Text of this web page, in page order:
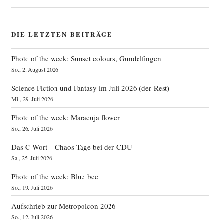
DIE LETZTEN BEITRÄGE
Photo of the week: Sunset colours, Gundelfingen
So., 2. August 2026
Science Fiction und Fantasy im Juli 2026 (der Rest)
Mi., 29. Juli 2026
Photo of the week: Maracuja flower
So., 26. Juli 2026
Das C‑Wort – Chaos-Tage bei der CDU
Sa., 25. Juli 2026
Photo of the week: Blue bee
So., 19. Juli 2026
Aufschrieb zur Metropolcon 2026
So., 12. Juli 2026